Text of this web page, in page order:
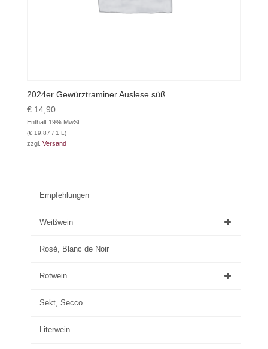
2024er Gewürztraminer Auslese süß
€14,90
Enthält 19% MwSt
(€19,87 / 1 L)
zzgl. Versand
Empfehlungen
Weißwein
Rosé, Blanc de Noir
Rotwein
Sekt, Secco
Literwein